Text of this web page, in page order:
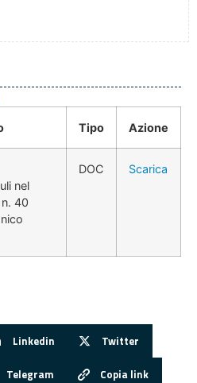
Tipo Azione
nel
40
DOC Scarica
Linkedin Twitter
Telegram Copia link